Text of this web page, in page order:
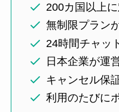
200カ国以上
無制限プラン
24時間チャッ
日本企業が運
キャンセル保
利用のたびに